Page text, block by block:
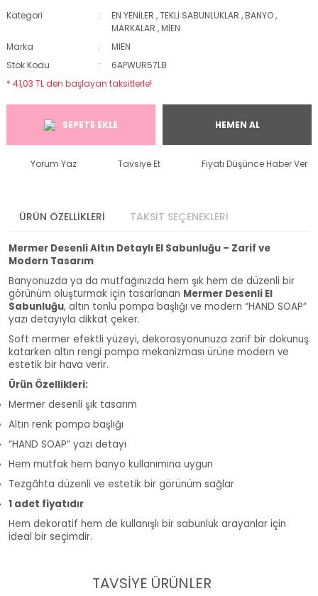
Kategori EN YENİLER ,TEKLİ SABUNLUKLAR ,BANYO,
MARKALAR ,MİEN
Marka
MİEN
Stok Kodu
6APWUR57LB
* 41,03 TL den başlayan taksitlerle!
SEPETE EKLE HEMEN AL
Yorum Yaz Tavsiye Et Fiyatı Düşünce Haber Ver
ÜRÜN ÖZELLİKLERİ TAKSİT SEÇENEKLERİ
Mermer Desenli Altın Detaylı El Sabunluğu – Zarif ve
Modern Tasarım
Banyonuzda ya da mutfağınızda hem şık hem de düzenli bir
görünüm oluşturmak için tasarlanan Mermer Desenli El
Sabunluğu, altın tonlu pompa başlığı ve modern “HAND SOAP”
yazı detayıyla dikkat çeker.
Soft mermer efektli yüzeyi, dekorasyonunuza zarif bir dokunuş
katarken altın rengi pompa mekanizması ürüne modern ve
estetik bir hava verir.
Ürün Özellikleri:
Mermer desenli şık tasarım
Altın renk pompa başlığı
“HAND SOAP” yazı detayı
Hem mutfak hem banyo kullanımına uygun
Tezgâhta düzenli ve estetik bir görünüm sağlar
1 adet fiyatıdır
Hem dekoratif hem de kullanışlı bir sabunluk arayanlar için
ideal bir seçimdir.
TAVSİYE ÜRÜNLER